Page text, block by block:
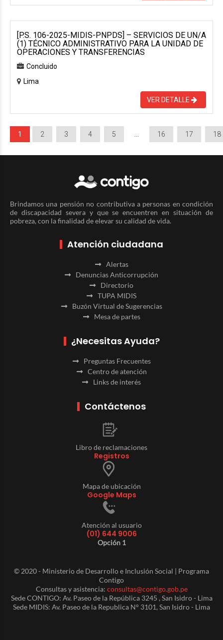
[P.S. 106-2025-MIDIS-PNPDS] – SERVICIOS DE UN/A
(1) TÉCNICO ADMINISTRATIVO PARA LA UNIDAD DE
OPERACIONES Y TRANSFERENCIAS
Concluido
Lima
VER DETALLE
1 2 3 4 5 16 17 18
Brindamos una pensión no contributiva a personas en condición
de discapacidad severa y que se encuentren en situación de
pobreza, con la finalidad de elevar su calidad de vida.
Atención ciudadana
Alertas
Denuncias Anticorrupción
Directorio
TUPA MIDIS
Buzón Virtual de Sugerencias
Mesa de partes
¿Necesitas Ayuda?
Preguntas Frecuentes
Centro de atención
Links de interés
Contáctenos
Libro de reclamaciones
Registros
Mapa de ubicación
Google Maps
Atención al usuario
(01) 644 9006
Opción 1
© 2020 - Ministerio de Desarrollo e Inclusión Social | Programa
Contigo
Consultas y asistencia: consultas@contigo.gob.pe
Sede CONTIGO: Av. Paseo de la República 3245 , San Isidro - Lima
Sede MIDIS: Av. Paseo de la Republica N° 3101, San Isidro - Lima